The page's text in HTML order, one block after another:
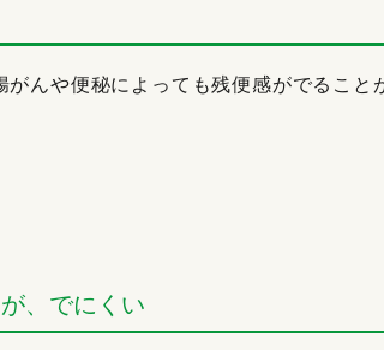
んや便秘によっても残便感がでること
、でにくい